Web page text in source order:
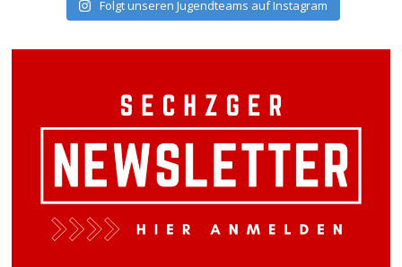
Folgt unseren Jugendteams auf Instagram